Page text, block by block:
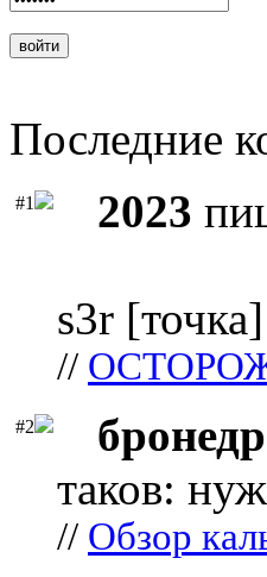
Последние
#1 2023
s3r
//
#2
таков:
// Обзор